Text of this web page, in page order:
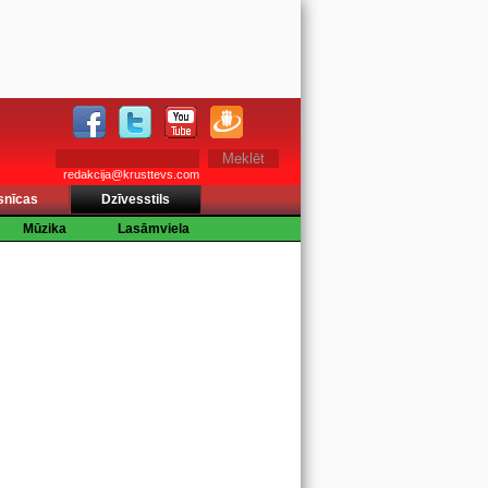
redakcija@krusttevs.com
Dzīvesstils
Mūzika
Lasāmviela